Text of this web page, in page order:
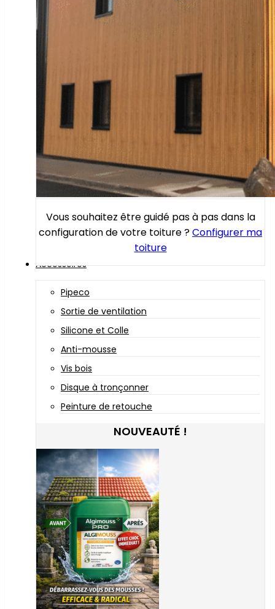
Vous souhaitez être guidé pas à pas dans la
configuration de votre toiture ?Configurer ma
toiture
Accessoires
Pipeco
Sortie de ventilation
Silicone et Colle
Anti-mousse
Vis bois
Disque à tronçonner
Peinture de retouche
NOUVEAUTÉ !